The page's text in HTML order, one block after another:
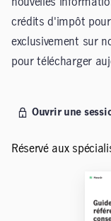
crédits d'impôt
exclusivement sur
pour télécharger
Ouvrir une
Réservé aux